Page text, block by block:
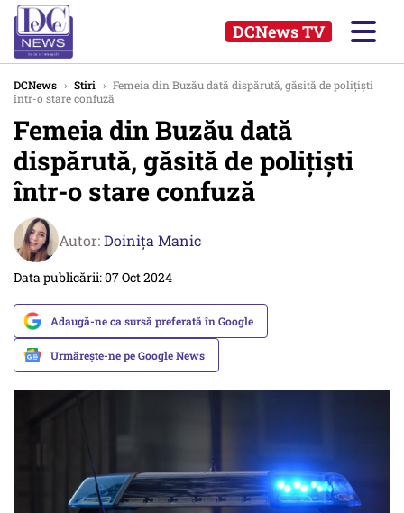
DCNews TV
DCNews › Stiri › Femeia din Buzău dată dispărută, găsită de poliţişti
într-o stare confuză
Femeia din Buzău dată
dispărută, găsită de poliţişti
într-o stare confuză
Autor:Doinița Manic
Data publicării: 07 Oct 2024
Adaugă-ne ca sursă preferată în Google
Urmărește-ne pe Google News